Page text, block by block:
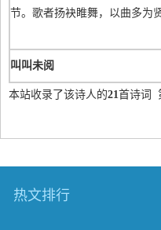
节。歌者扬袂睢舞，以曲多为
叫叫未阅
本站收录了该诗人的21首诗词
热文排行